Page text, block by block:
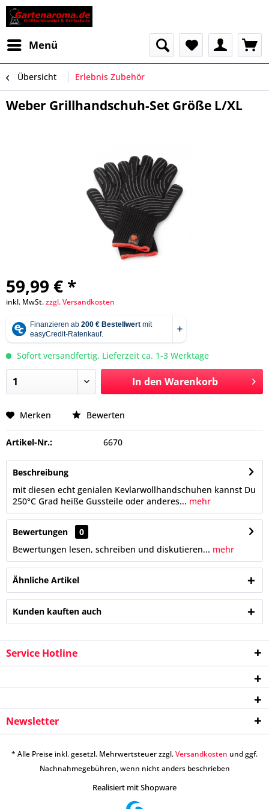
Menü
Übersicht Erlebnis Zubehör
Weber Grillhandschuh-Set Größe L/XL
59,99 € *
inkl. MwSt.zzgl. Versandkosten
Sofort versandfertig, Lieferzeit ca. 1-3 Werktage
In den Warenkorb
Merken Bewerten
Artikel-Nr.: 6670
Beschreibung
mit diesen echt genialen Kevlarwollhandschuhen kannst Du
250°C Grad heiße Gussteile oder anderes... mehr
Bewertungen
0
Bewertungen lesen, schreiben und diskutieren... mehr
Ähnliche Artikel
Kunden kauften auch
Service Hotline
Newsletter
* Alle Preise inkl. gesetzl. Mehrwertsteuer zzgl.Versandkosten und ggf.
Nachnahmegebühren, wenn nicht anders beschrieben
Realisiert mit Shopware